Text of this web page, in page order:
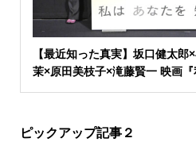
【最近知った真実】坂口健太
茉×原田美枝子×滝藤賢一 映画
ピックアップ記事２